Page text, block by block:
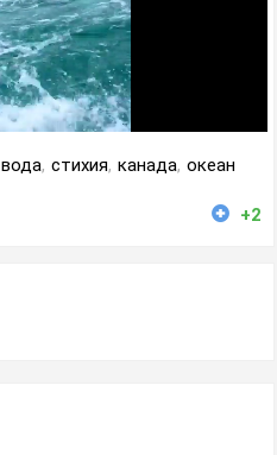
вода, стихия, канада, океан
+2